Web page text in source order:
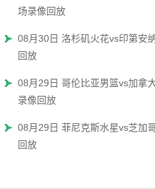
场录像回放
08月30日 洛杉矶火花vs印第安
回放
08月29日 哥伦比亚男篮vs加拿
录像回放
08月29日 菲尼克斯水星vs芝加
回放